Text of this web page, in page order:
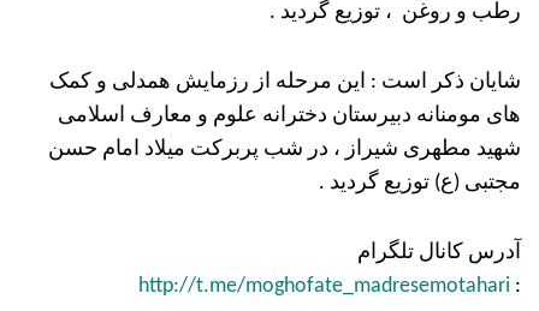
رطب و روغن ، توزیع گردید .
شایان ذکر است : این مرحله از رزمایش همدلی و کمک
های مومنانه دبیرستان دخترانه علوم و معارف اسلامی
شهید مطهری شیراز ، در شب پربرکت میلاد امام حسن
مجتبی (ع) توزیع گردید .
آدرس کانال تلگرام
:
http://t.me/moghofate_madresemotahari